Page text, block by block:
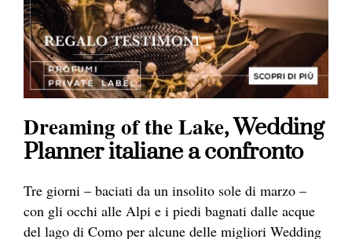
Dreaming of the Lake, Wedding
Planner italiane a confronto
Tre giorni – baciati da un insolito sole di marzo –
con gli occhi alle Alpi e i piedi bagnati dalle acque
del lago di Como per alcune delle migliori Wedding